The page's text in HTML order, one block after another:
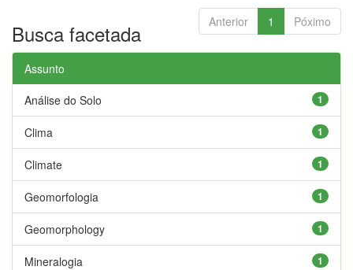
Anterior 1 Póximo
Busca facetada
Assunto
1
Análise do Solo
1
Clima
1
Climate
1
Geomorfologia
1
Geomorphology
1
Mineralogia